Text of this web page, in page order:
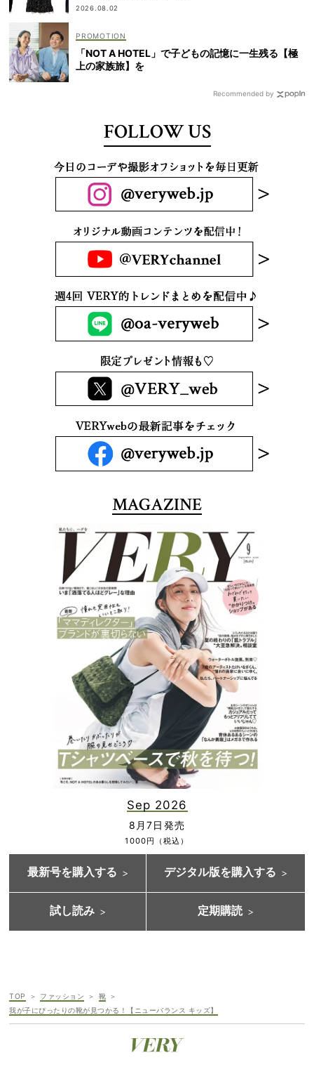
2026.08.02
「NOT A HOTEL」で子どもの記憶に一生残る【極
上の家族旅】を
Recommended by
FOLLOW US
MAGAZINE
Sep 2026
8月7日発売
1000円（税込）
最新号を購入する デジタル版を購入する
試し読み 定期購読
TOP ファッション
靴
我が子にぴったりの靴が見つかる！【ニューバランス キッズ】